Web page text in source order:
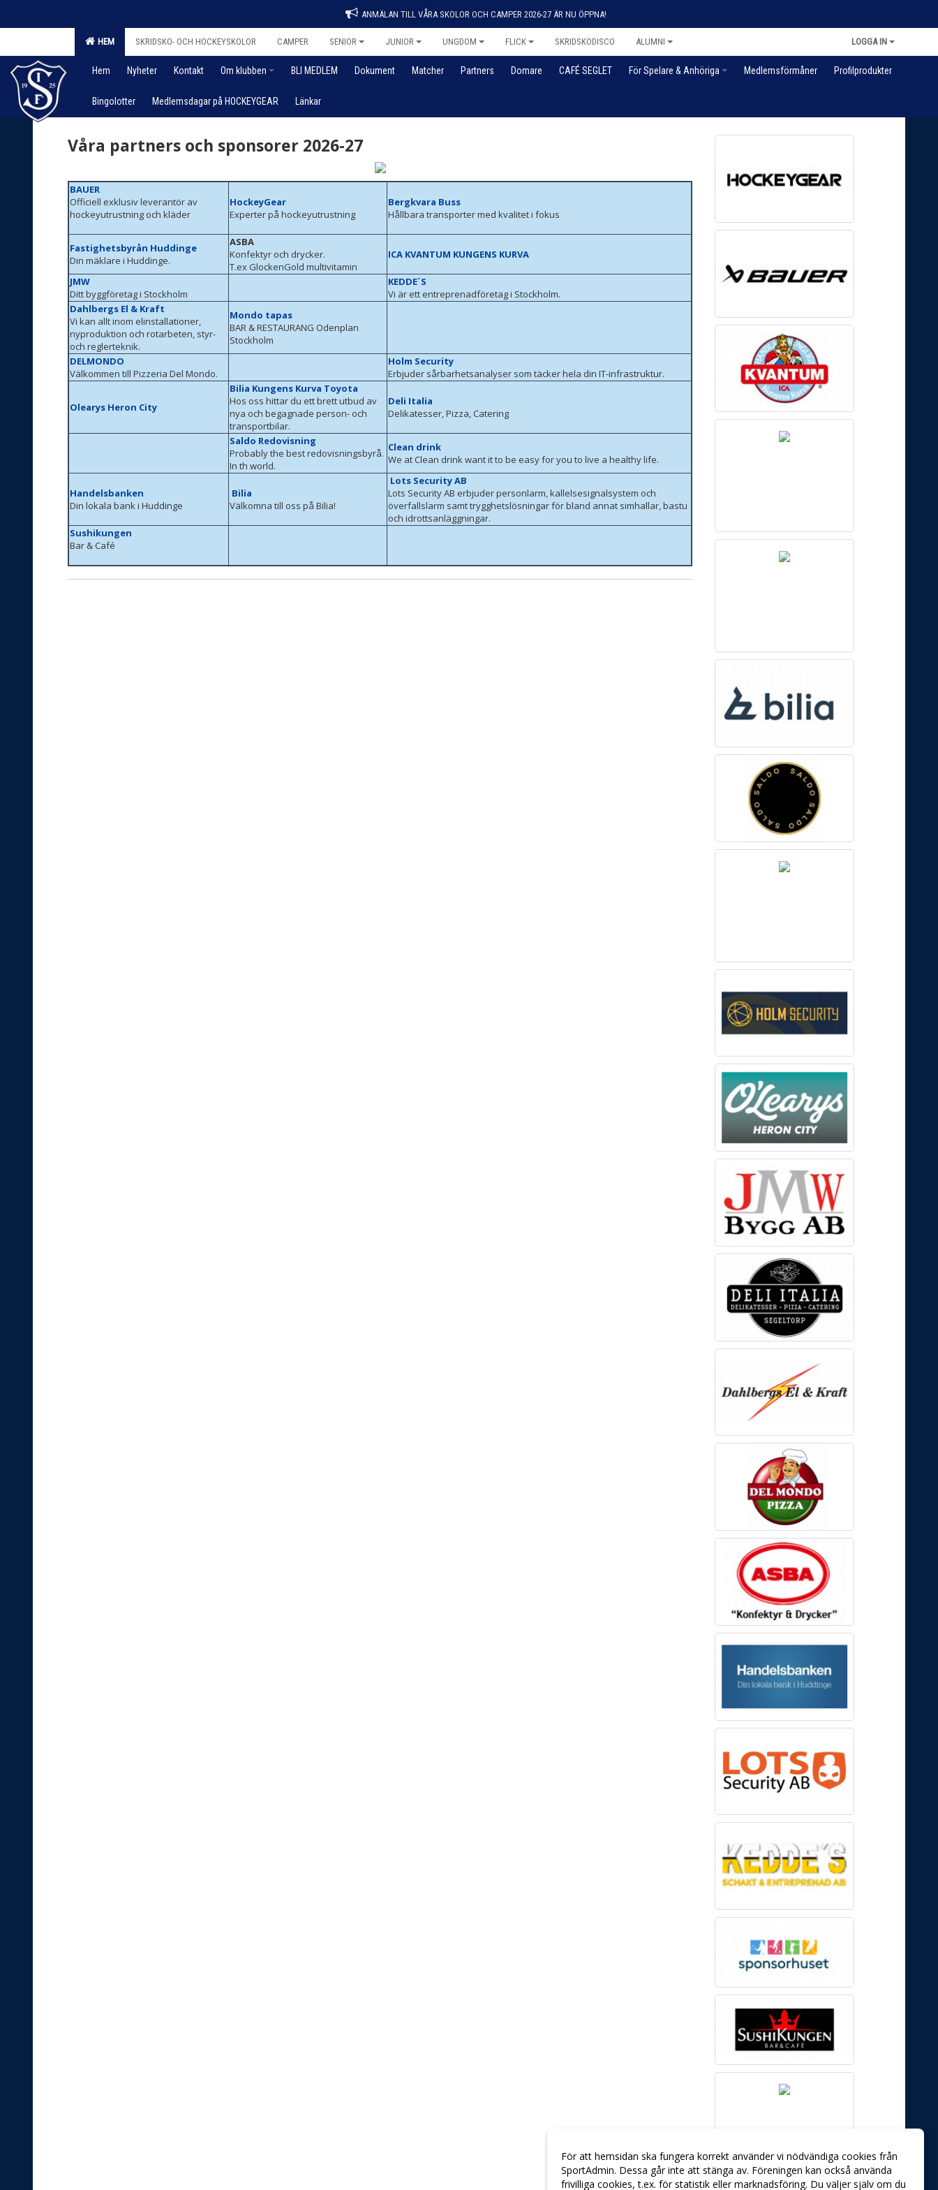
ANMÄLAN TILL VÅRA SKOLOR OCH CAMPER 2026-27 ÄR NU ÖPPNA!
HEM SKRIDSKO- OCH HOCKEYSKOLOR CAMPER SENIOR JUNIOR UNGDOM FLICK SKRIDSKODISCO ALUMNI LOGGA IN
Hem Nyheter Kontakt Om klubben BLI MEDLEM Dokument Matcher Partners Domare CAFÉ SEGLET För Spelare & Anhöriga Medlemsförmåner Profilprodukter
Bingolotter Medlemsdagar på HOCKEYGEAR Länkar
Våra partners och sponsorer 2026-27
BAUER
Officiell exklusiv leverantör av
hockeyutrustning och kläder
HockeyGear
Experter på hockeyutrustning
Bergkvara Buss
Hållbara transporter med kvalitet i fokus
Fastighetsbyrån Huddinge
Din mäklare i Huddinge.
ASBA
Konfektyr och drycker.
T.ex GlockenGold multivitamin
ICA KVANTUM KUNGENS KURVA
JMW
Ditt byggföretag i Stockholm
KEDDE´S
Vi är ett entreprenadföretag i Stockholm.
Dahlbergs El & Kraft
Vi kan allt inom elinstallationer,
nyproduktion och rotarbeten, styr-
och reglerteknik.
Mondo tapas
BAR & RESTAURANG Odenplan
Stockholm
DELMONDO
Välkommen till Pizzeria Del Mondo.
Holm Security
Erbjuder sårbarhetsanalyser som täcker hela din IT-infrastruktur.
Olearys Heron City
Bilia Kungens Kurva Toyota
Hos oss hittar du ett brett utbud av
nya och begagnade person- och
transportbilar.
Deli Italia
Delikatesser, Pizza, Catering
Saldo Redovisning
Probably the best redovisningsbyrå.
In th world.
Clean drink
We at Clean drink want it to be easy for you to live a healthy life.
Handelsbanken
Din lokala bank i Huddinge
Bilia
Välkomna till oss på Bilia!
Lots Security AB
Lots Security AB erbjuder personlarm, kallelsesignalsystem och
överfallslarm samt trygghetslösningar för bland annat simhallar, bastu
och idrottsanläggningar.
Sushikungen
Bar & Café
För att hemsidan ska fungera korrekt använder vi nödvändiga cookies från
SportAdmin. Dessa går inte att stänga av. Föreningen kan också använda
frivilliga cookies, t.ex. för statistik eller marknadsföring. Du väljer själv om du